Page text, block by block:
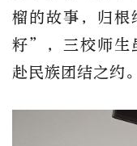
榴的故事，归
籽”，三校师生
赴民族团结之约。